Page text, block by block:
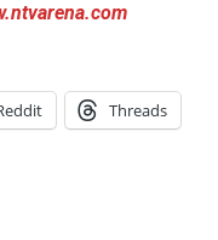
Threads